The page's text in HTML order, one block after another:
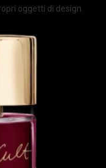
oggetti di design.